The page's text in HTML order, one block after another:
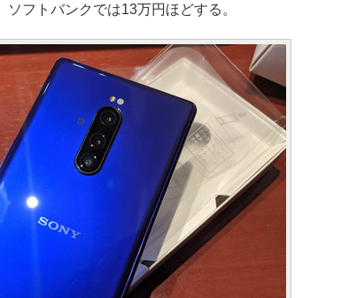
フトバンクでは13万円ほどする。